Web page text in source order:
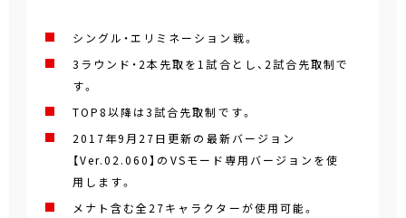
シングル・エリミネーション戦。
3ラウンド・2本先取を1試合とし、2試合先取制で
す。
TOP8以降は3試合先取制です。
2017年9月27日更新の最新バージョン
【Ver.02.060】のVSモード専用バージョンを使
用します。
メナト含む全27キャラクターが使用可能。